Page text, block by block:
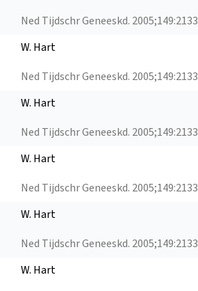
Ned Tijdschr Geneeskd. 2005;149:2133
Ned Tijdschr Geneeskd. 2005;149:2133
W. Hart
Ned Tijdschr Geneeskd. 2005;149:2133
W. Hart
Ned Tijdschr Geneeskd. 2005;149:2133
W. Hart
Ned Tijdschr Geneeskd. 2005;149:2133
W. Hart
W. Hart